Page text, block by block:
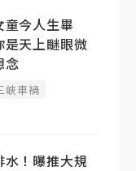
童今人生畢
天上瞇眼微
念
峽車禍
水！曝推大規